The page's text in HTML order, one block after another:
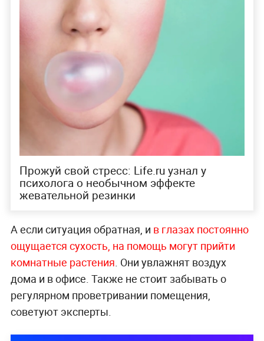
Прожуй свой стресс: Life.ru узнал у
психолога о необычном эффекте
жевательной резинки
А если ситуация обратная, и в глазах постоянно
ощущается сухость, на помощь могут прийти
комнатные растения. Они увлажнят воздух
дома и в офисе. Также не стоит забывать о
регулярном проветривании помещения,
советуют эксперты.